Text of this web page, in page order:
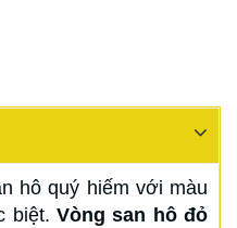
hô quý hiếm với màu
biệt. Vòng san hô đỏ